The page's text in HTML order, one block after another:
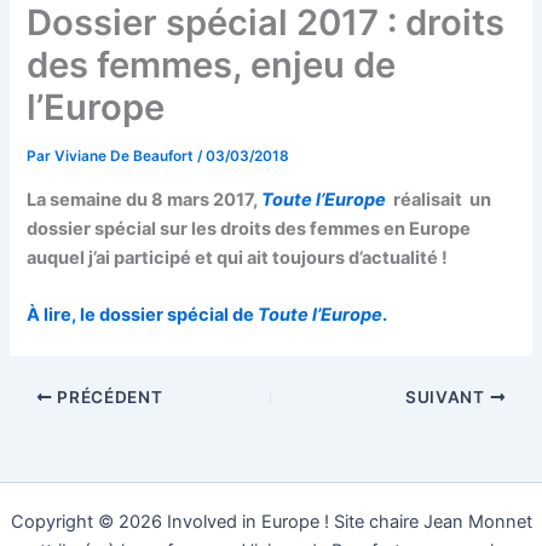
Dossier spécial 2017 : droits
des femmes, enjeu de
l’Europe
ParViviane De Beaufort/03/03/2018
La semaine du 8 mars 2017, Toute l’Europe réalisait un
dossier spécial sur les droits des femmes en Europe
auquel j’ai participé et qui ait toujours d’actualité !
À lire, le dossier spécial de Toute l’Europe.
PRÉCÉDENT SUIVANT
Copyright © 2026 Involved in Europe ! Site chaire Jean Monnet